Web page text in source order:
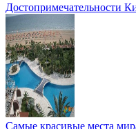
Достопримечательности
Самые красивые места